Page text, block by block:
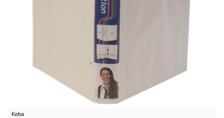
Keba